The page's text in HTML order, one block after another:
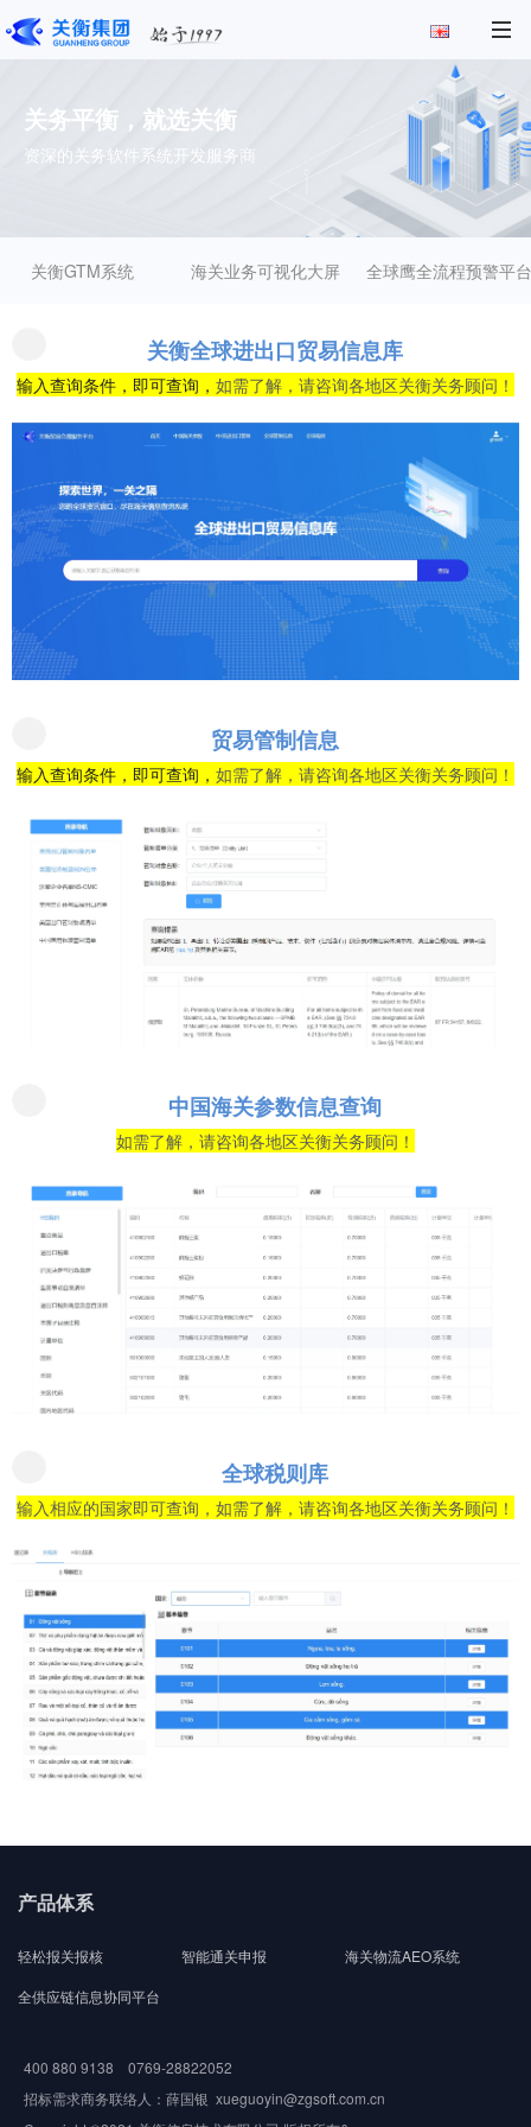
关务平衡，就选关衡
资深的关务软件系统开发服务商
关衡GTM系统 海关业务可视化大屏 全球鹰全流程预警平台
关衡全球进出口贸易信息库
输入查询条件，即可查询， 如需了解，请咨询各地区关衡关务顾问！
贸易管制信息
输入查询条件，即可查询， 如需了解，请咨询各地区关衡关务顾问！
中国海关参数信息查询
如需了解，请咨询各地区关衡关务顾问！
全球税则库
输入相应的国家即可查询，如需了解，请咨询各地区关衡关务顾问！
产品体系
轻松报关报核 智能通关申报
海关物流AEO系统
全供应链信息协同平台
400 880 9138 0769-28822052
招标需求商务联络人：薛国银 xueguoyin@zgsoft.com.cn